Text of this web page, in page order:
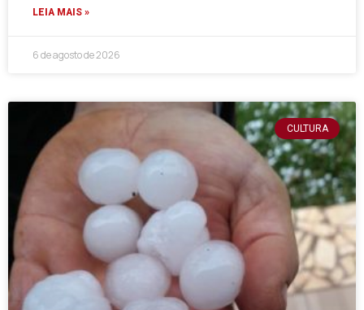
LEIA MAIS »
6 de agosto de 2026
CULTURA